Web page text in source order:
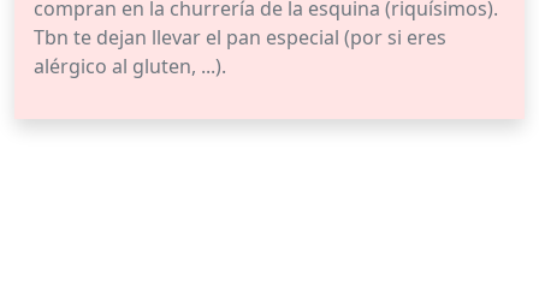
compran en la churrería de la esquina (riquísimos).
Tbn te dejan llevar el pan especial (por si eres
alérgico al gluten, ...).